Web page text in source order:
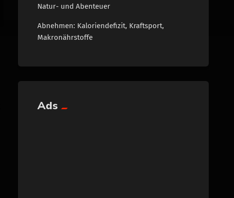
Natur- und Abenteuer
Abnehmen: Kaloriendefizit, Kraftsport,
Makronährstoffe
Ads